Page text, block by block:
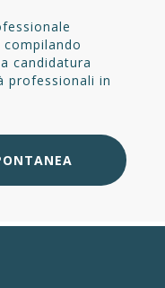
candidatura
professionali in